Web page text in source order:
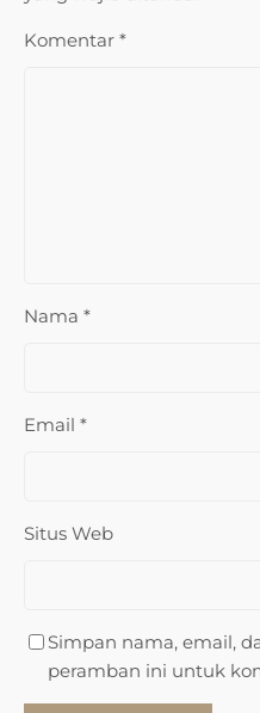
Komentar *
Nama *
Email *
Situs Web
Simpan nama, email,
peramban ini untuk